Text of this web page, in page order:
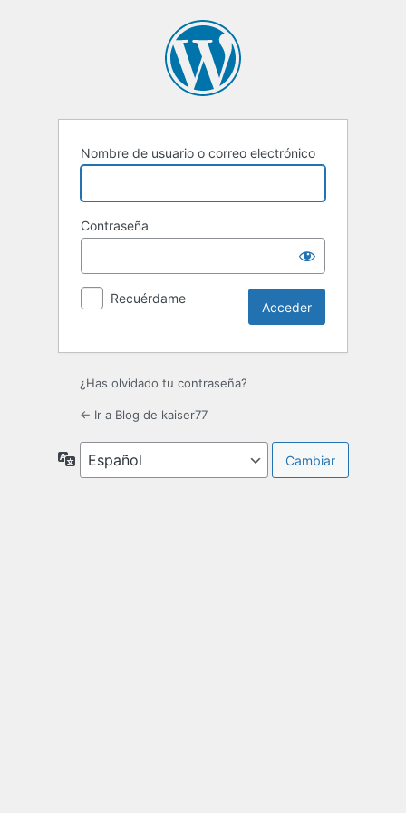
Nombre de usuario o correo electrónico
Contraseña
Recuérdame
¿Has olvidado tu contraseña?
← Ir a Blog de kaiser77
Idioma